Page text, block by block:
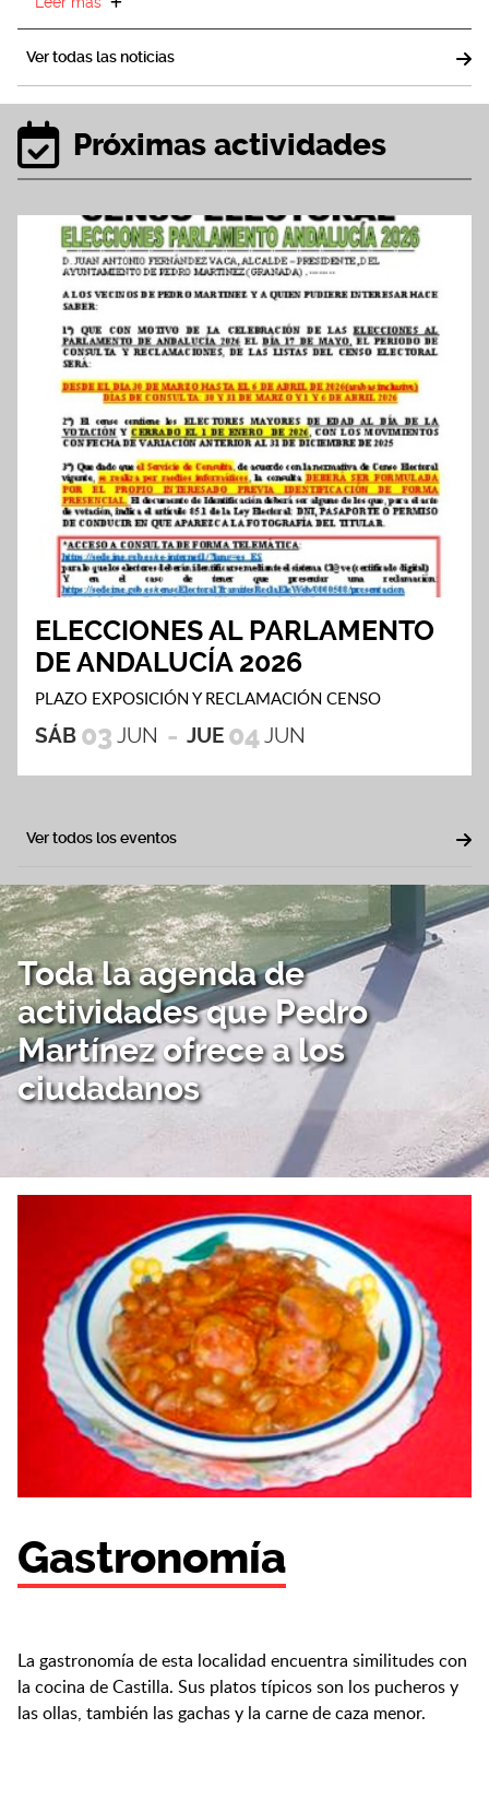
Ver todas las noticias
Próximas actividades
ELECCIONES AL PARLAMENTO
DE ANDALUCÍA 2026
PLAZO EXPOSICIÓN Y RECLAMACIÓN CENSO
SÁB 03 JUN JUE 04JUN
Ver todos los eventos
Toda la agenda de
actividades que Pedro
Martínez ofrece a los
ciudadanos
Gastronomía
La gastronomía de esta localidad encuentra similitudes con
la cocina de Castilla. Sus platos típicos son los pucheros y
las ollas, también las gachas y la carne de caza menor.